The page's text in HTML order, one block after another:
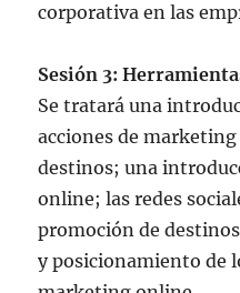
corporativa en las
Sesión 3:
Se tratará una
acciones de
destinos; una
online; las redes
promoción de
y posicionamiento de